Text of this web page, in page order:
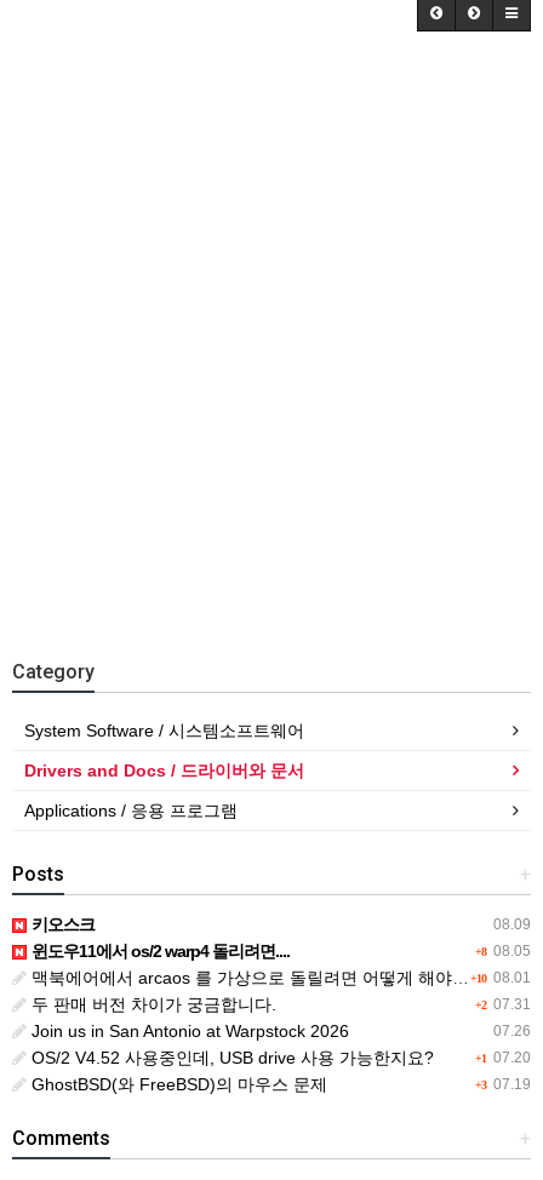
Category
System Software / 시스템소프트웨어
Drivers and Docs / 드라이버와 문서
Applications / 응용 프로그램
+
Posts
08.09
키오스크
+8 08.05
윈도우11에서 os/2 warp4 돌리려면....
+10 08.01
맥북에어에서 arcaos 를 가상으로 돌릴려면 어떻게 해야 하는 지요?
+2 07.31
두 판매 버전 차이가 궁금합니다.
07.26
Join us in San Antonio at Warpstock 2026
+1 07.20
OS/2 V4.52 사용중인데, USB drive 사용 가능한지요?
+3 07.19
GhostBSD(와 FreeBSD)의 마우스 문제
+
Comments